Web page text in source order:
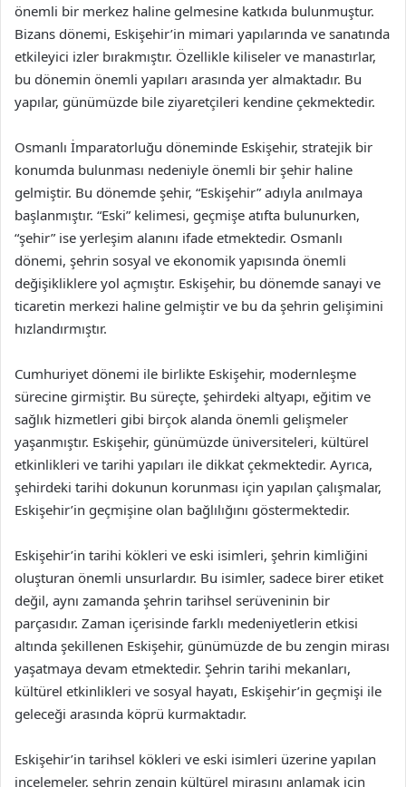
önemli bir merkez haline gelmesine katkıda bulunmuştur.
Bizans dönemi, Eskişehir’in mimari yapılarında ve sanatında
etkileyici izler bırakmıştır. Özellikle kiliseler ve manastırlar,
bu dönemin önemli yapıları arasında yer almaktadır. Bu
yapılar, günümüzde bile ziyaretçileri kendine çekmektedir.
Osmanlı İmparatorluğu döneminde Eskişehir, stratejik bir
konumda bulunması nedeniyle önemli bir şehir haline
gelmiştir. Bu dönemde şehir, “Eskişehir” adıyla anılmaya
başlanmıştır. “Eski” kelimesi, geçmişe atıfta bulunurken,
“şehir” ise yerleşim alanını ifade etmektedir. Osmanlı
dönemi, şehrin sosyal ve ekonomik yapısında önemli
değişikliklere yol açmıştır. Eskişehir, bu dönemde sanayi ve
ticaretin merkezi haline gelmiştir ve bu da şehrin gelişimini
hızlandırmıştır.
Cumhuriyet dönemi ile birlikte Eskişehir, modernleşme
sürecine girmiştir. Bu süreçte, şehirdeki altyapı, eğitim ve
sağlık hizmetleri gibi birçok alanda önemli gelişmeler
yaşanmıştır. Eskişehir, günümüzde üniversiteleri, kültürel
etkinlikleri ve tarihi yapıları ile dikkat çekmektedir. Ayrıca,
şehirdeki tarihi dokunun korunması için yapılan çalışmalar,
Eskişehir’in geçmişine olan bağlılığını göstermektedir.
Eskişehir’in tarihi kökleri ve eski isimleri, şehrin kimliğini
oluşturan önemli unsurlardır. Bu isimler, sadece birer etiket
değil, aynı zamanda şehrin tarihsel serüveninin bir
parçasıdır. Zaman içerisinde farklı medeniyetlerin etkisi
altında şekillenen Eskişehir, günümüzde de bu zengin mirası
yaşatmaya devam etmektedir. Şehrin tarihi mekanları,
kültürel etkinlikleri ve sosyal hayatı, Eskişehir’in geçmişi ile
geleceği arasında köprü kurmaktadır.
Eskişehir’in tarihsel kökleri ve eski isimleri üzerine yapılan
incelemeler, şehrin zengin kültürel mirasını anlamak için